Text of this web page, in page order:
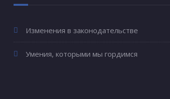
Изменения в законодательстве
Умения, которыми мы гордимся